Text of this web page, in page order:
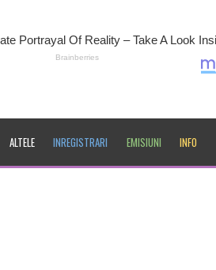
ALTELE INREGISTRARI EMISIUNI INFO